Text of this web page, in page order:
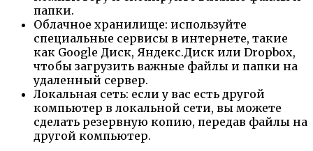
папки.
Облачное хранилище: используйте
специальные сервисы в интернете, такие
как Google Диск, Яндекс.Диск или Dropbox,
чтобы загрузить важные файлы и папки на
удаленный сервер.
Локальная сеть: если у вас есть другой
компьютер в локальной сети, вы можете
сделать резервную копию, передав файлы на
другой компьютер.